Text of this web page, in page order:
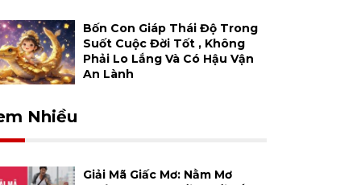
Bốn Con Giáp Thái Độ Trong
Suốt Cuộc Đời Tốt , Không
Phải Lo Lắng Và Có Hậu Vận
An Lành
Nhiều
Giải Mã Giấc Mơ: Nằm Mơ